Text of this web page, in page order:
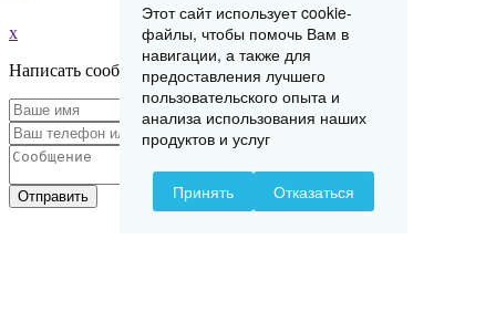
x
Написать сообщение
Отправить
Этот сайт использует cookie-
файлы, чтобы помочь Вам в
навигации, а также для
предоставления лучшего
пользовательского опыта и
анализа использования наших
продуктов и услуг
Принять Отказаться